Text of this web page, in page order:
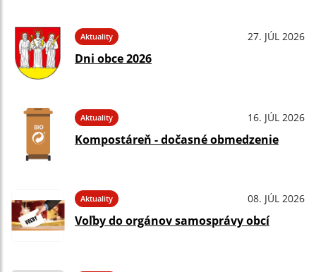
Aktuality 27. JÚL 2026
Dni obce 2026
Aktuality 16. JÚL 2026
Kompostáreň - dočasné obmedzenie
Aktuality 08. JÚL 2026
Voľby do orgánov samosprávy obcí